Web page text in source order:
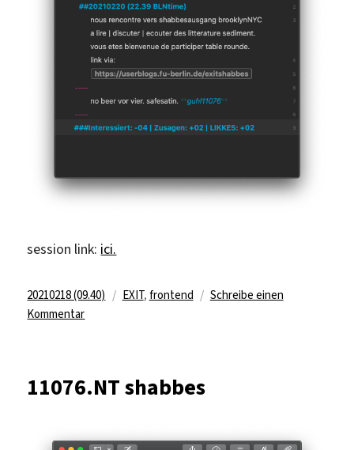
session link: ici.
Veröffentlicht
am
20210218 (09.40) Kategorien
EXIT, frontend
Schreibe einen
Kommentarzu
11076.NT shabbes